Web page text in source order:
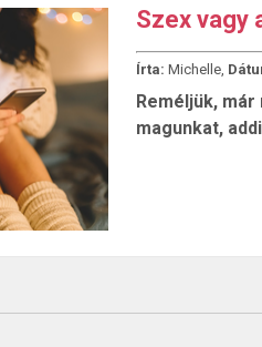
Szex vagy
Írta: Michelle,
Reméljük,
magunkat,